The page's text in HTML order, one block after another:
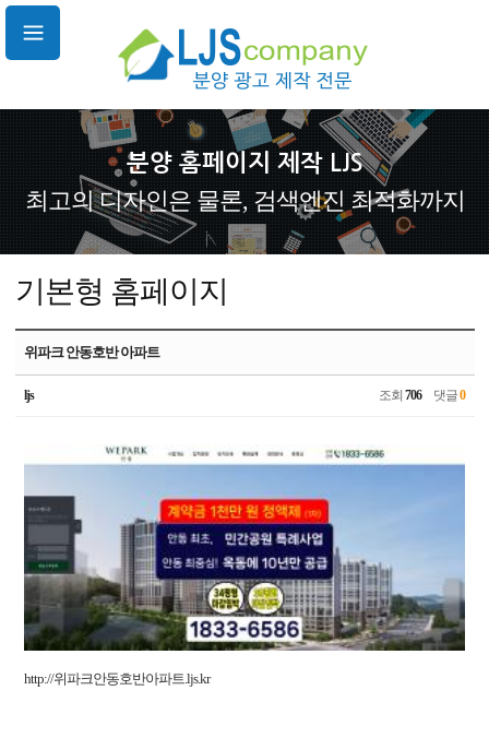
분양 홈페이지 제작 LJS
최고의 디자인은 물론, 검색엔진 최적화까지
기본형 홈페이지
위파크 안동호반 아파트
ljs 조회 706댓글0
http://위파크안동호반아파트.ljs.kr